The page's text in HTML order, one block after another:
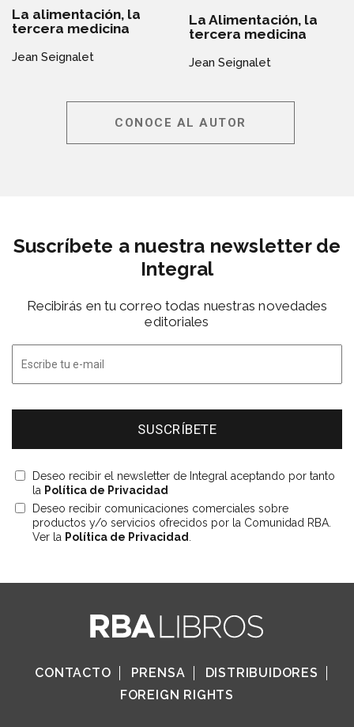
La alimentación, la
tercera medicina
Jean Seignalet
La Alimentación, la
tercera medicina
Jean Seignalet
CONOCE AL AUTOR
Suscríbete a nuestra newsletter de
Integral
Recibirás en tu correo todas nuestras novedades
editoriales
Deseo recibir el newsletter de Integral aceptando por tanto
la Política de Privacidad
Deseo recibir comunicaciones comerciales sobre
productos y/o servicios ofrecidos por la Comunidad RBA.
Ver la Política de Privacidad
CONTACTO PRENSA
DISTRIBUIDORES
FOREIGN RIGHTS